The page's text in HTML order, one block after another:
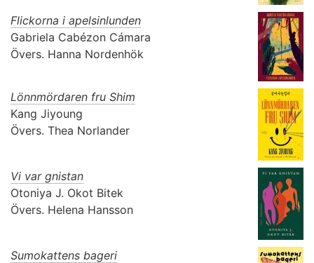
Flickorna i apelsinlunden
Gabriela Cabézon Cámara
Övers. Hanna Nordenhök
Lönnmördaren fru Shim
Kang Jiyoung
Övers. Thea Norlander
Vi var gnistan
Otoniya J. Okot Bitek
Övers. Helena Hansson
Sumokattens bageri